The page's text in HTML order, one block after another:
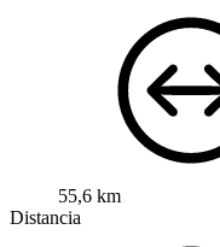
55,6 km
Distancia